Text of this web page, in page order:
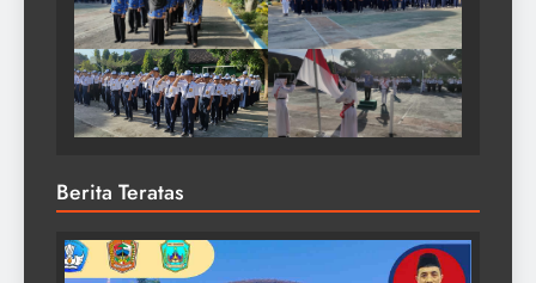
Berita Teratas